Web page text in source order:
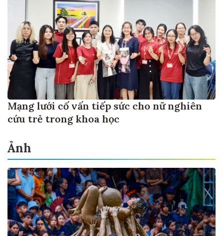
Mạng lưới cố vấn tiếp sức cho nữ nghiên
cứu trẻ trong khoa học
Ảnh